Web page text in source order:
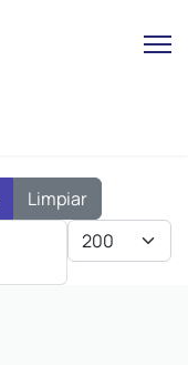
Limpiar
Cantidad